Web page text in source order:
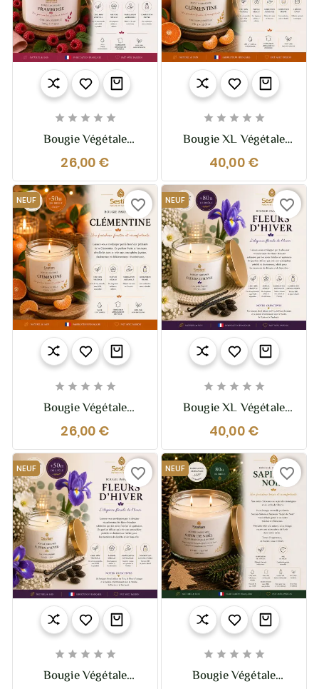
    
Bougie Végétale
Parfumée Framboise –
210g – Fruitée Et
Intense
26,00 €
    
Bougie XL Végétale
Parfumée Clémentine –
370g – 2 Mèches
40,00 €
NEUF
    
Bougie Végétale
Parfumée Clémentine –
210g – Fruitée Et
Pétillante
26,00 €
favorite_border NEUF
    
Bougie XL Végétale
Parfumée Fleurs
D’Hiver – 370g – 2
Mèches
40,00 €
favorite_border
NEUF
    
Bougie Végétale
favorite_border NEUF
    
Bougie Végétale
favorite_border